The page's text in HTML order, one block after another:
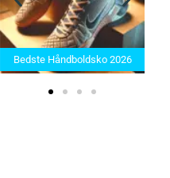
Bedste Håndboldsko 2026